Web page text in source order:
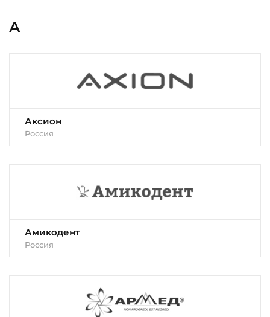
А
Аксион
Россия
Амикодент
Россия